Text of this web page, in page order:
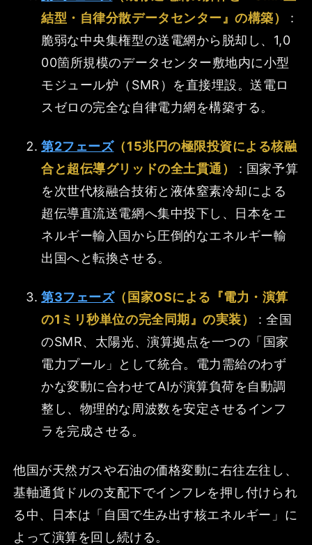
結型・自律分散データセンター』の構築）
:
脆弱な中央集権型の送電網から脱却し、1,0
00箇所規模のデータセンター敷地内に小型
モジュール炉（SMR）を直接埋設。送電ロ
スゼロの完全な自律電力網を構築する。
第2フェーズ（15兆円の極限投資による核融
合と超伝導グリッドの全土貫通）
: 国家予算
を次世代核融合技術と液体窒素冷却による
超伝導直流送電網へ集中投下し、日本をエ
ネルギー輸入国から圧倒的なエネルギー輸
出国へと転換させる。
第3フェーズ（国家OSによる『電力・演算
の1ミリ秒単位の完全同期』の実装）
: 全国
のSMR、太陽光、演算拠点を一つの「国家
電力プール」として統合。電力需給のわず
かな変動に合わせてAIが演算負荷を自動調
整し、物理的な周波数を安定させるインフ
ラを完成させる。
他国が天然ガスや石油の価格変動に右往左往し、
基軸通貨ドルの支配下でインフレを押し付けられ
る中、日本は「自国で生み出す核エネルギー」に
よって演算を回し続ける。